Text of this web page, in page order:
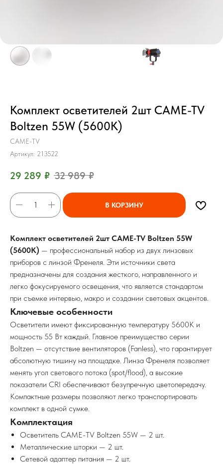
Комплект осветителей 2шт CAME-TV
Boltzen 55W (5600K)
CAME-TV
Артикул: 213522
29 289 ₽ 32 989 ₽
В КОРЗИНУ
Комплект осветителей 2шт CAME-TV Boltzen 55W
(5600K) — профессиональный набор из двух линзовых
приборов с линзой Френеля. Эти источники света
предназначены для создания жесткого, направленного и
легко фокусируемого освещения, что является стандартом
при съемке интервью, макро и создании световых акцентов.
Ключевые особенности
Осветители имеют фиксированную температуру 5600K и
мощность 55 Вт каждый. Главное преимущество серии
Boltzen — отсутствие вентиляторов (Fanless), что гарантирует
абсолютную тишину на площадке. Линза Френеля позволяет
менять угол светового потока (spot/flood), а высокие
показатели CRI обеспечивают безупречную цветопередачу.
Компактные размеры позволяют легко транспортировать
комплект в одной сумке.
Комплектация
Осветитель CAME-TV Boltzen 55W — 2 шт.
Металлические шторки — 2 шт.
Сетевой адаптер питания — 2 шт.